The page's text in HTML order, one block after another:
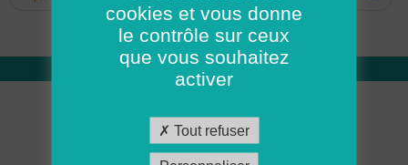
14 15 16 17
Qui sommes nous
Académie ADMR
cookies et vous donne
le contrôle sur ceux
que vous souhaitez
activer
Tout refuser